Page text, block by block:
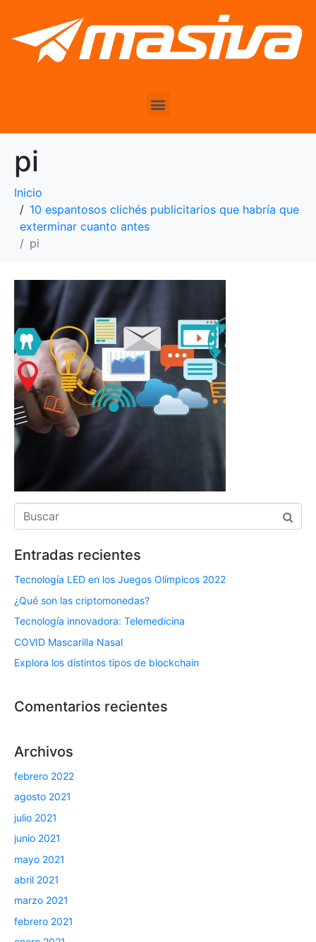
pi
Inicio
10 espantosos clichés publicitarios que habría que
exterminar cuanto antes
pi
Entradas recientes
Tecnología LED en los Juegos Olímpicos 2022
¿Qué son las criptomonedas?
Tecnología innovadora: Telemedicina
COVID Mascarilla Nasal
Explora los distintos tipos de blockchain
Comentarios recientes
Archivos
febrero 2022
agosto 2021
julio 2021
junio 2021
mayo 2021
abril 2021
marzo 2021
febrero 2021